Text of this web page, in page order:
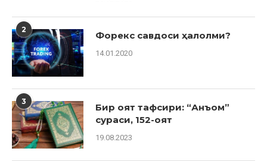
2
Форекс савдоси ҳалолми?
14.01.2020
3
Бир оят тафсири: “Анъом”
сураси, 152-оят
19.08.2023